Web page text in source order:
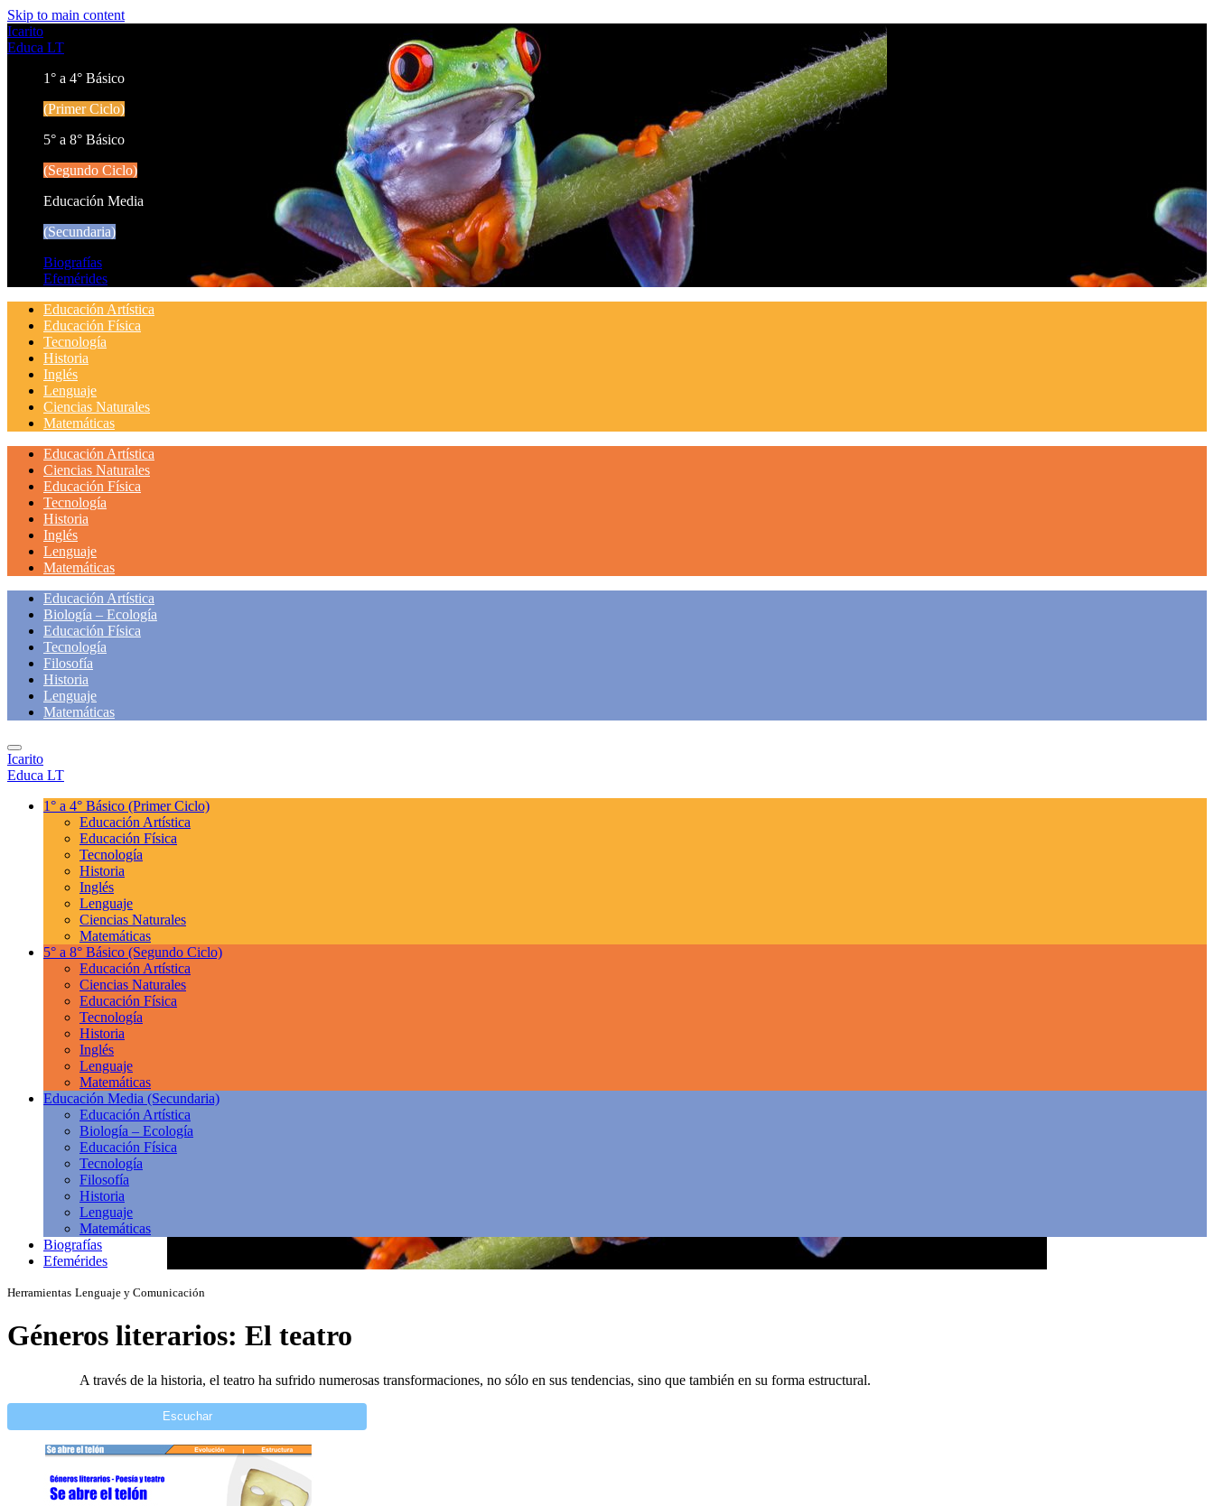
Skip to main content
Icarito
Educa LT
1° a 4° Básico
(Primer Ciclo)
5° a 8° Básico
(Segundo Ciclo)
Educación Media
(Secundaria)
Biografías
Efemérides
Educación Artística
Educación Física
Tecnología
Historia
Inglés
Lenguaje
Ciencias Naturales
Matemáticas
Educación Artística
Ciencias Naturales
Educación Física
Tecnología
Historia
Inglés
Lenguaje
Matemáticas
Educación Artística
Biología – Ecología
Educación Física
Tecnología
Filosofía
Historia
Lenguaje
Matemáticas
Icarito
Educa LT
1° a 4° Básico (Primer Ciclo)
Educación Artística
Educación Física
Tecnología
Historia
Inglés
Lenguaje
Ciencias Naturales
Matemáticas
5° a 8° Básico (Segundo Ciclo)
Educación Artística
Ciencias Naturales
Educación Física
Tecnología
Historia
Inglés
Lenguaje
Matemáticas
Educación Media (Secundaria)
Educación Artística
Biología – Ecología
Educación Física
Tecnología
Filosofía
Historia
Lenguaje
Matemáticas
Biografías
Efemérides
Herramientas Lenguaje y Comunicación
Géneros literarios: El teatro
A través de la historia, el teatro ha sufrido numerosas transformaciones, no sólo en sus tendencias, sino que también en su forma estructural.
Escuchar